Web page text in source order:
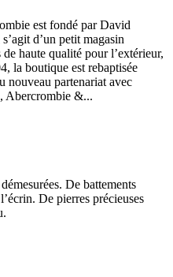
est fondé par David
d’un petit magasin
haute qualité pour l’extérieur,
la boutique est rebaptisée
nouveau partenariat avec
Abercrombie &...
De battements
De pierres précieuses